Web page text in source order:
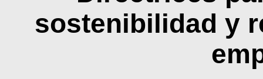
sostenibilidad y